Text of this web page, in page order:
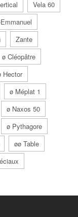
Vela 60
Zante
ø Cléopâtre
Hector
ø Méplat 1
ø Naxos 50
ø Pythagore
øø Table